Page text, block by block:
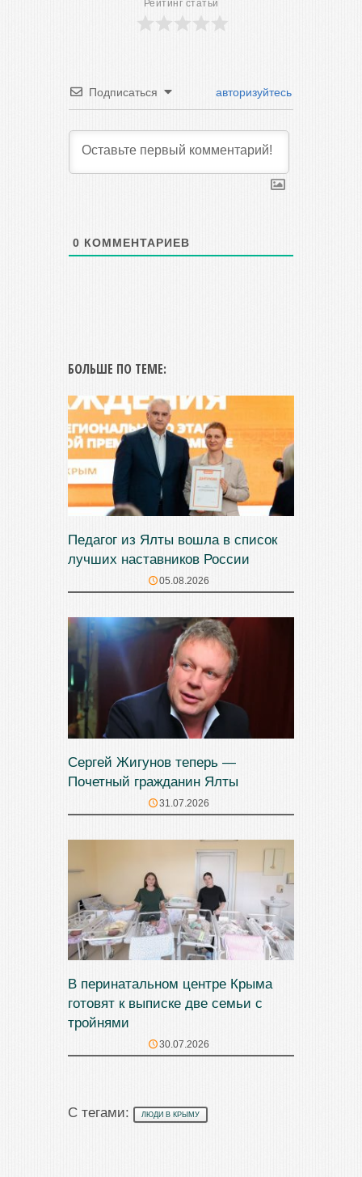
Рейтинг статьи
Подписаться авторизуйтесь
0 КОММЕНТАРИЕВ
БОЛЬШЕ ПО ТЕМЕ:
Педагог из Ялты вошла в список
лучших наставников России
05.08.2026
Сергей Жигунов теперь —
Почетный гражданин Ялты
31.07.2026
В перинатальном центре Крыма
готовят к выписке две семьи с
тройнями
30.07.2026
С тегами: ЛЮДИ В КРЫМУ